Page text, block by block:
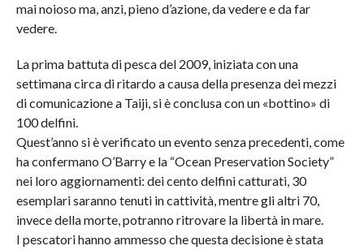
mai noioso ma, anzi, pieno d’azione, da vedere e da far
vedere.
La prima battuta di pesca del 2009, iniziata con una
settimana circa di ritardo a causa della presenza dei mezzi
di comunicazione a Taiji, si è conclusa con un «bottino» di
100 delfini.
Quest’anno si è verificato un evento senza precedenti, come
ha confermano O’Barry e la “Ocean Preservation Society”
nei loro aggiornamenti: dei cento delfini catturati, 30
esemplari saranno tenuti in cattività, mentre gli altri 70,
invece della morte, potranno ritrovare la libertà in mare.
I pescatori hanno ammesso che questa decisione è stata